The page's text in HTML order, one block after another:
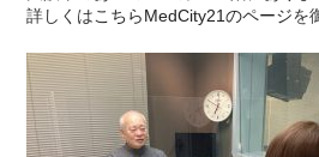
詳しくはこちらMedCity21のページを